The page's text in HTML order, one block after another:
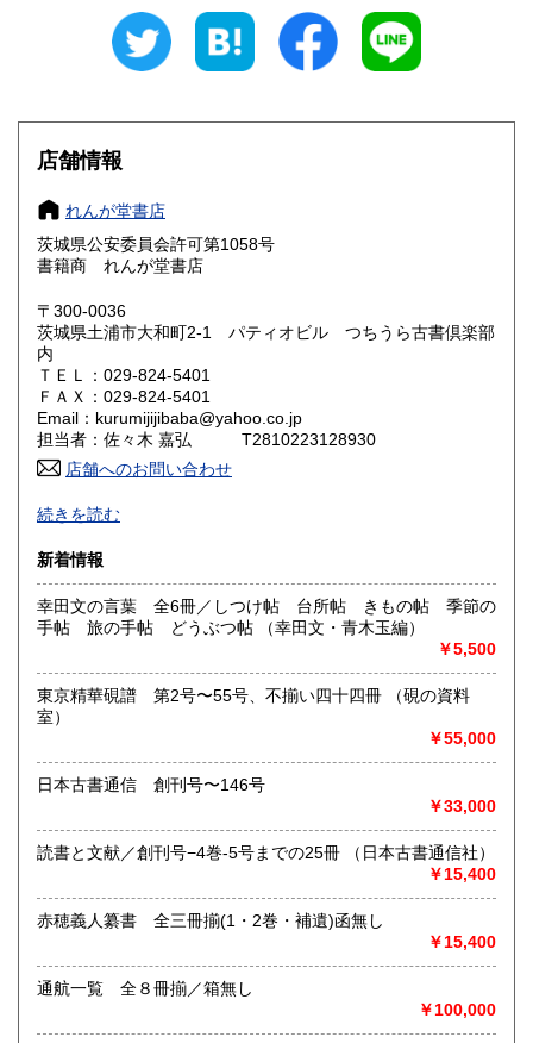
600円 三重県
大阪府
奈良県
鳥取県 600円
岡山県
山口県
香川県 600円
高知県 600円
佐賀県
熊本県
宮崎県 600円 鹿児島県 600円
店舗情報
れんが堂書店
茨城県公安委員会許可第1058号
書籍商 れんが堂書店
〒300-0036
茨城県土浦市大和町2-1 パティオビル つちうら古書倶楽部
内
ＴＥＬ：029-824-5401
ＦＡＸ：029-824-5401
Email：kurumijijibaba@yahoo.co.jp
担当者：佐々木 嘉弘 T2810223128930
店舗へのお問い合わせ
最寄駅：土浦駅西口
営業時間：AM10:00〜PM7:00
定休日：水曜日
店頭及び出張買取致します。
出張買取に関しましては内容・地域にある程度の制限がござ
詳しくは電話・メールにて直接お問い合わせください。
歴史、美術工芸、趣味、サブカルチャー、古書一般（その
他）
続きを読む
新着情報
幸田文の言葉 全6冊／しつけ帖 台所帖 きもの帖 季節の
手帖 旅の手帖 どうぶつ帖 （幸田文・青木玉編）
￥5,500
東京精華硯譜 第2号〜55号、不揃い四十四冊 （硯の資料
室）
￥55,000
日本古書通信 創刊号〜146号
￥33,000
読書と文献／創刊号−4巻-5号までの25冊 （日本古書通信社）
￥15,400
赤穂義人纂書 全三冊揃(1・2巻・補遺)函無し
￥15,400
通航一覧 全８冊揃／箱無し
￥100,000